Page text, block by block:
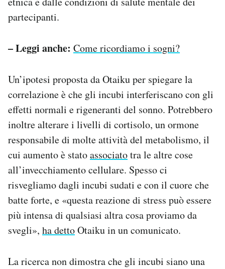
partecipanti.
– Leggi anche: Come ricordiamo i sogni?
Un’ipotesi proposta da Otaiku per spiegare la
correlazione è che gli incubi interferiscano con gli
effetti normali e rigeneranti del sonno. Potrebbero
inoltre alterare i livelli di cortisolo, un ormone
responsabile di molte attività del metabolismo, il
cui aumento è statoassociatotra le altre cose
all’invecchiamento cellulare. Spesso ci
risvegliamo dagli incubi sudati e con il cuore che
batte forte, e «questa reazione di stress può essere
più intensa di qualsiasi altra cosa proviamo da
svegli», ha dettoOtaiku in un comunicato.
La ricerca non dimostra che gli incubi siano una